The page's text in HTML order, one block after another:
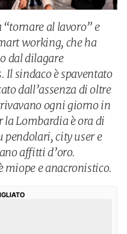
al lavoro” e
working, che ha
dal dilagare
sindaco è spaventato
dall’assenza di oltre
ogni giorno in
la Lombardia è ora di
pendolari, city user e
affitti d’oro.
miope e anacronistico.